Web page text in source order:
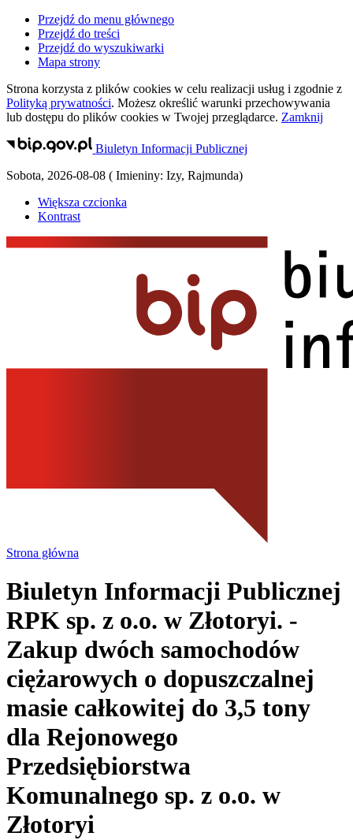
Przejdź do menu głównego
Przejdź do treści
Przejdź do wyszukiwarki
Mapa strony
Strona korzysta z plików cookies w celu realizacji usług i zgodnie z
Polityką prywatności. Możesz określić warunki przechowywania
lub dostępu do plików cookies w Twojej przeglądarce. Zamknij
Biuletyn Informacji Publicznej
Sobota, 2026-08-08 ( Imieniny: Izy, Rajmunda)
Większa czcionka
Kontrast
Strona główna
Biuletyn Informacji Publicznej
RPK sp. z o.o. w Złotoryi. -
Zakup dwóch samochodów
ciężarowych o dopuszczalnej
masie całkowitej do 3,5 tony
dla Rejonowego
Przedsiębiorstwa
Komunalnego sp. z o.o. w
Złotoryi